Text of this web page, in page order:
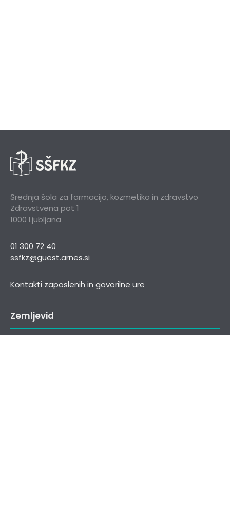
Srednja šola za farmacijo, kozmetiko in zdravstvo
Zdravstvena pot 1
1000 Ljubljana
01 300 72 40
ssfkz@guest.arnes.si
Kontakti zaposlenih in govorilne ure
Zemljevid